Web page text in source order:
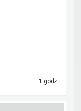
1 godz.